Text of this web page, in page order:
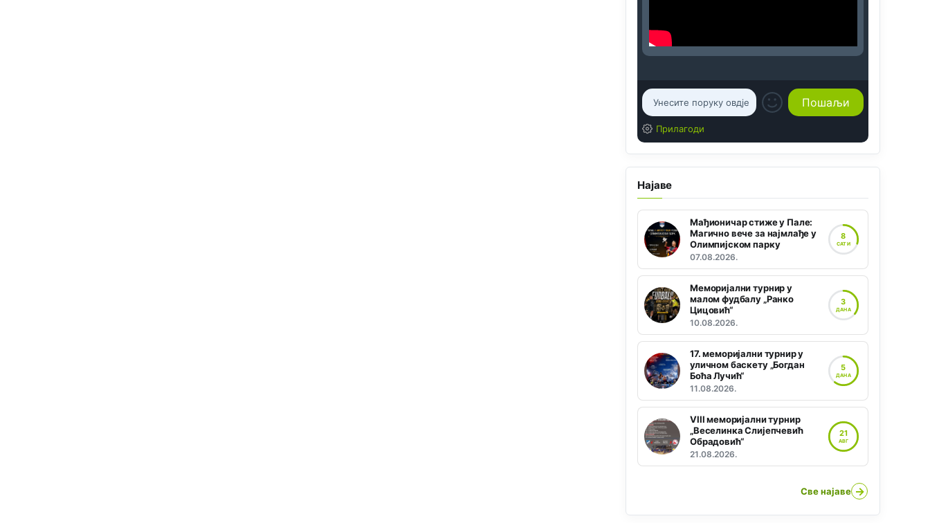
Прилагоди
Најаве
Мађионичар стиже у Пале:
Магично вече за најмлађе у
Олимпијском парку
07.08.2026.
8
САТИ
Меморијални турнир у
малом фудбалу „Ранко
Цицовић“
10.08.2026.
3
ДАНА
17. меморијални турнир у
уличном баскету „Богдан
Боћа Лучић“
11.08.2026.
5
ДАНА
VIII меморијални турнир
„Веселинка Слијепчевић
Обрадовић“
21.08.2026.
21
АВГ
Све најаве →